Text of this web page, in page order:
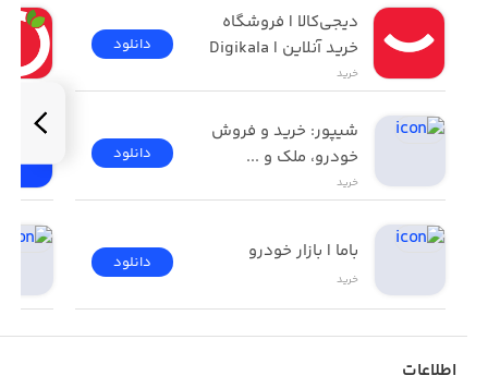
- صرفه جویی در هزینه و زمان
- دسترسی آسان
خرید آنلاین | Digikala
خرید
دانلود
خودرو، ملک و ...
خرید
دانلود
باما | بازار خودرو
خرید
دانلود
اطلاعات